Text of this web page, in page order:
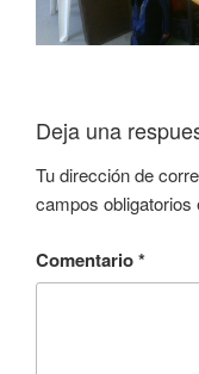
Deja una
Tu dirección de
campos
Comentario*